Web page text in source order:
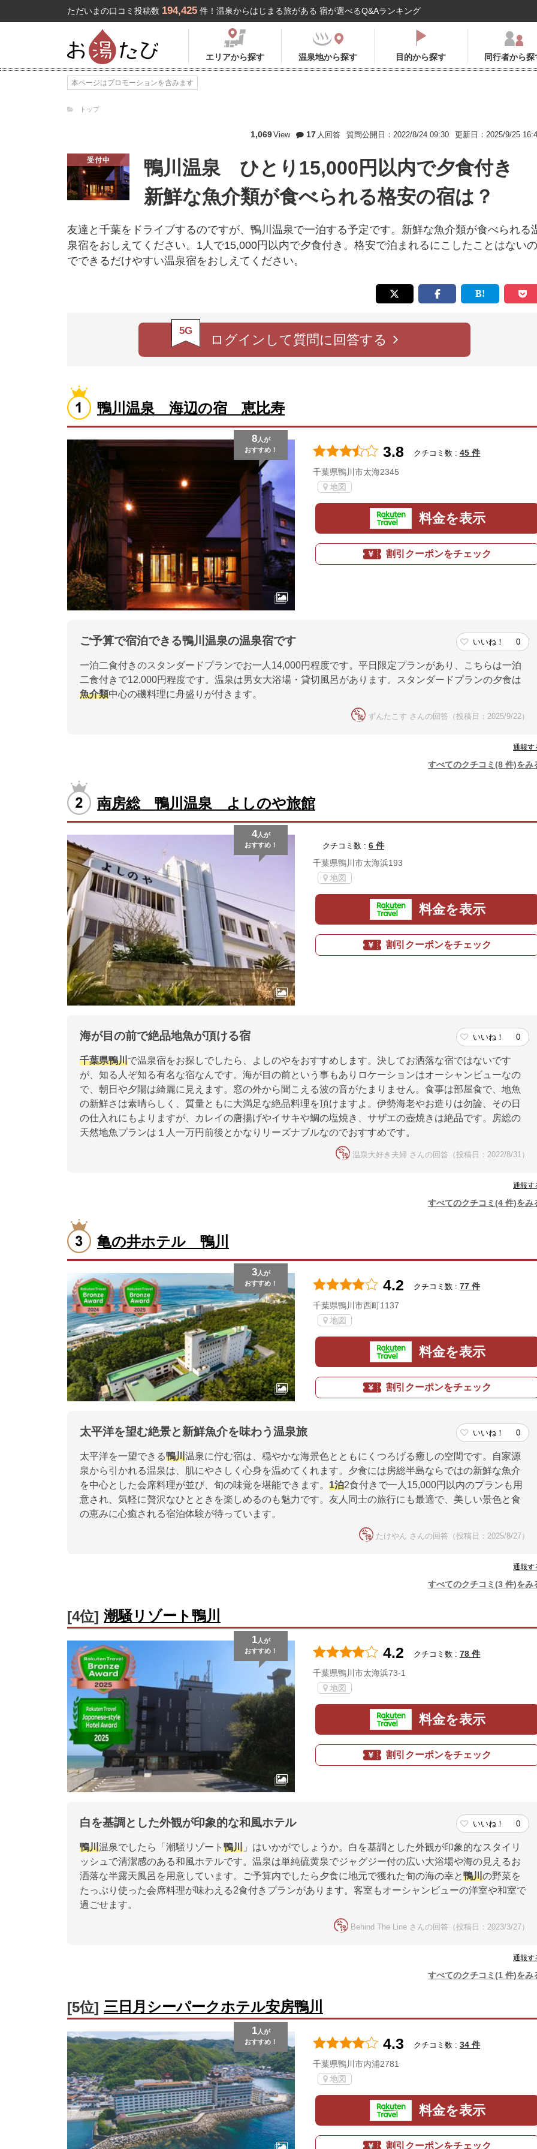
ただいまの口コミ投稿数 194,425 件！温泉からはじまる旅がある 宿が選べるQ&Aランキング
エリアから探す 温泉地から探す 目的から探す 同行者から探
本ページはプロモーションを含みます
トップ
1,069View 17 人回答 質問公開日：2022/8/24 09:30 更新日：2025/9/25
受付中
鴨川温泉 ひとり15,000円以内で夕食付き
新鮮な魚介類が食べられる格安の宿は？
友達と千葉をドライブするのですが、鴨川温泉で一泊する予定です。新鮮な魚介類が食べられる
泉宿をおしえてください。1人で15,000円以内で夕食付き。格安で泊まれるにこしたことはないの
でできるだけやすい温泉宿をおしえてください。
5G
ログインして質問に回答する
鴨川温泉 海辺の宿 恵比寿
8人が
おすすめ！
3.8 クチコミ数 : 45 件
千葉県鴨川市太海2345
地図
料金を表示
割引クーポンをチェック
ご予算で宿泊できる鴨川温泉の温泉宿です いいね！ 0
一泊二食付きのスタンダードプランでお一人14,000円程度です。平日限定プランがあり、こちらは一泊
二食付きで12,000円程度です。温泉は男女大浴場・貸切風呂があります。スタンダードプランの夕食は
魚介類中心の磯料理に舟盛りが付きます。
ずんたこす さんの回答（投稿日：2025/9/22）
通報す
すべてのクチコミ(8 件)をみ
南房総 鴨川温泉 よしのや旅館
4人が
おすすめ！
クチコミ数 : 6 件
千葉県鴨川市太海浜193
地図
料金を表示
割引クーポンをチェック
海が目の前で絶品地魚が頂ける宿 いいね！ 0
千葉県鴨川で温泉宿をお探しでしたら、よしのやをおすすめします。決してお洒落な宿ではないです
が、知る人ぞ知る有名な宿なんです。海が目の前という事もありロケーションはオーシャンビューなの
で、朝日や夕陽は綺麗に見えます。窓の外から聞こえる波の音がたまりません。食事は部屋食で、地魚
の新鮮さは素晴らしく、質量ともに大満足な絶品料理を頂けますよ。伊勢海老やお造りは勿論、その日
の仕入れにもよりますが、カレイの唐揚げやイサキや鯛の塩焼き、サザエの壺焼きは絶品です。房総の
天然地魚プランは１人一万円前後とかなりリーズナブルなのでおすすめです。
温泉大好き夫婦 さんの回答（投稿日：2022/8/31）
通報す
すべてのクチコミ(4 件)をみ
亀の井ホテル 鴨川
3人が
おすすめ！
4.2 クチコミ数 : 77 件
千葉県鴨川市西町1137
地図
料金を表示
割引クーポンをチェック
太平洋を望む絶景と新鮮魚介を味わう温泉旅 いいね！ 0
太平洋を一望できる鴨川温泉に佇む宿は、穏やかな海景色とともにくつろげる癒しの空間です。自家源
泉から引かれる温泉は、肌にやさしく心身を温めてくれます。夕食には房総半島ならではの新鮮な魚介
を中心とした会席料理が並び、旬の味覚を堪能できます。 1泊2食付きで一人15,000円以内のプランも用
意され、気軽に贅沢なひとときを楽しめるのも魅力です。友人同士の旅行にも最適で、美しい景色と食
の恵みに心癒される宿泊体験が待っています。
たけやん さんの回答（投稿日：2025/8/27）
通報す
すべてのクチコミ(3 件)をみ
[4位] 潮騒リゾート鴨川
1人が
おすすめ！
4.2 クチコミ数 : 78 件
千葉県鴨川市太海浜73-1
地図
料金を表示
割引クーポンをチェック
白を基調とした外観が印象的な和風ホテル いいね！ 0
鴨川温泉でしたら「潮騒リゾート 鴨川 」はいかがでしょうか。白を基調とした外観が印象的なスタイリ
ッシュで清潔感のある和風ホテルです。温泉は単純硫黄泉でジャグジー付の広い大浴場や海の見えるお
洒落な半露天風呂を用意しています。ご予算内でしたら夕食に地元で獲れた旬の海の幸と鴨川の野菜を
たっぷり使った会席料理が味わえる2食付きプランがあります。客室もオーシャンビューの洋室や和室で
過ごせます。
Behind The Line さんの回答（投稿日：2023/3/27）
通報す
すべてのクチコミ(1 件)をみ
[5位] 三日月シーパークホテル安房鴨川
1人が
おすすめ！
4.3 クチコミ数 : 34 件
千葉県鴨川市内浦2781
地図
料金を表示
割引クーポンをチェック